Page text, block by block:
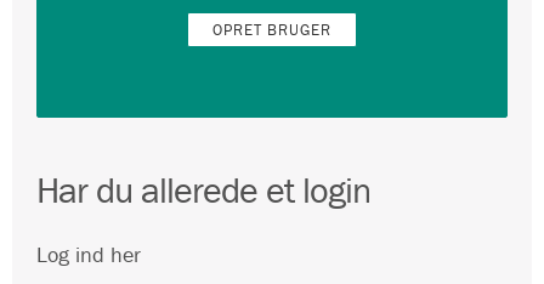
OPRET BRUGER
Har du allerede et login
Log ind her